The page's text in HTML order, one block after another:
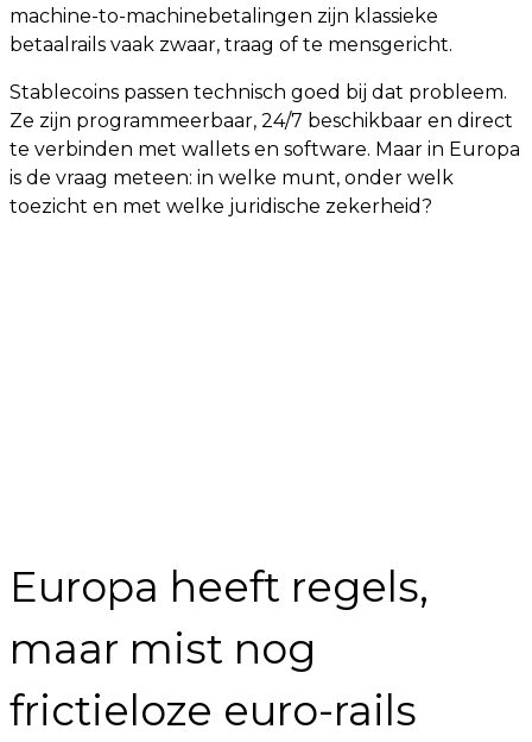
machine-to-machinebetalingen zijn klassieke
betaalrails vaak zwaar, traag of te mensgericht.
Stablecoins passen technisch goed bij dat probleem.
Ze zijn programmeerbaar, 24/7 beschikbaar en direct
te verbinden met wallets en software. Maar in Europa
is de vraag meteen: in welke munt, onder welk
toezicht en met welke juridische zekerheid?
Europa heeft regels,
maar mist nog
frictieloze euro-rails